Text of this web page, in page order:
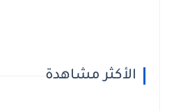
الأكثر مشاهدة